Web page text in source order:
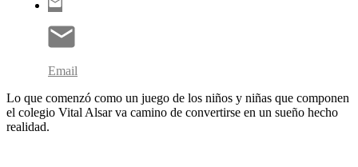
Email
Lo que comenzó como un juego de los niños y niñas que componen
el colegio Vital Alsar va camino de convertirse en un sueño hecho
realidad.